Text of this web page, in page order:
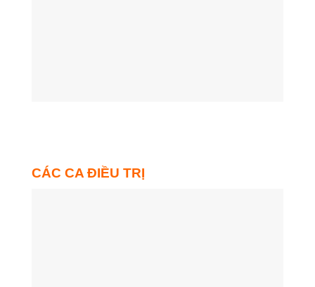
CÁC CA ĐIỀU TRỊ